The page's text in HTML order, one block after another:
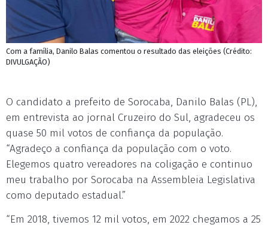
Com a família, Danilo Balas comentou o resultado das eleições (Crédito:
DIVULGAÇÃO)
O candidato a prefeito de Sorocaba, Danilo Balas (PL),
em entrevista ao jornal Cruzeiro do Sul, agradeceu os
quase 50 mil votos de confiança da população.
“Agradeço a confiança da população com o voto.
Elegemos quatro vereadores na coligação e continuo
meu trabalho por Sorocaba na Assembleia Legislativa
como deputado estadual.”
“Em 2018, tivemos 12 mil votos, em 2022 chegamos a 25